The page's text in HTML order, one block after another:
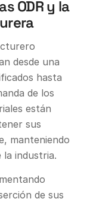
ODR y la
desde una
hasta
de los
están
sus
manteniendo
la industria.
de sus